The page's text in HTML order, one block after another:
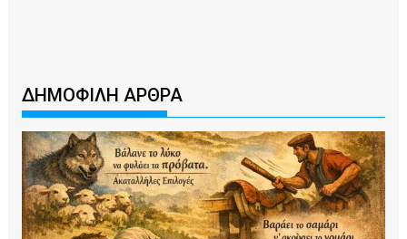
ΔΗΜΟΦΙΛΗ ΑΡΘΡΑ